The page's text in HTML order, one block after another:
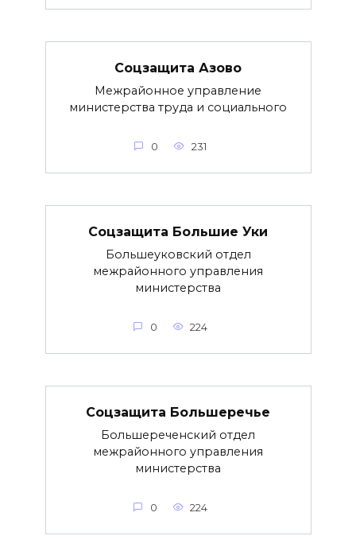
Соцзащита Азово
Межрайонное управление
министерства труда и социального
0 231
Соцзащита Большие Уки
Большеуковский отдел
межрайонного управления
министерства
0 224
Соцзащита Большеречье
Большереченский отдел
межрайонного управления
министерства
0 224